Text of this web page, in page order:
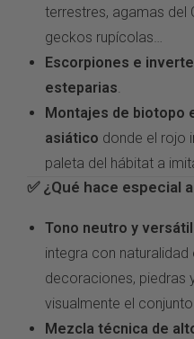
terrestres, agamas del
geckos rupícolas…
Escorpiones e
esteparias.
Montajes de biotopo
asiático donde el rojo
paleta del hábitat a
✅ ¿Qué hace especial a
Tono neutro y versátil
integra con naturalidad
decoraciones, piedras
visualmente el conjunto.
Mezcla técnica de